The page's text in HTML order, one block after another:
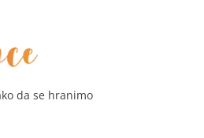
da se hranimo